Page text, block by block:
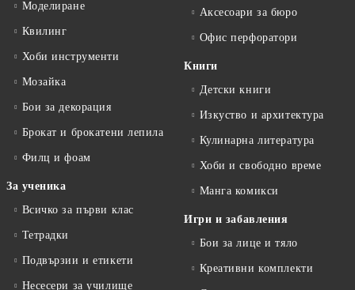
Моделиране
Квилинг
Хоби инструменти
Мозайка
Бои за декорация
Брокат и брокатени лепила
Филц и фоам
За ученика
Всичко за първи клас
Тетрадки
Подвързии и етикети
Несесери за училище
Аксесоари за бюро
Офис перфоратори
Книги
Детски книги
Изкуство и архитектура
Кулинарна литература
Хоби и свободно време
Манга комикси
Игри и забавления
Бои за лице и тяло
Креативни комплекти